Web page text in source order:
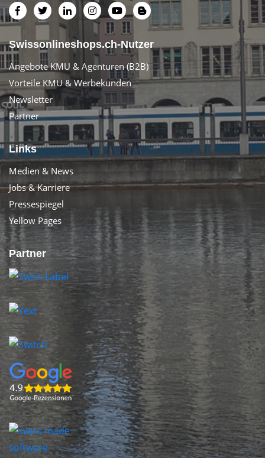
Swissonlineshops.ch-Nutzer
Angebote KMU & Agenturen (B2B)
Vorteile KMU & Werbekunden
Newsletter
Partner
Links
Medien & News
Jobs & Karriere
Pressespiegel
Yellow Pages
Partner